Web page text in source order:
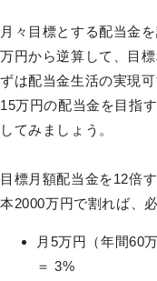
月々目標とする配当金
万円から逆算して、目
ずは配当金生活の実現
15万円の配当金を目指
してみましょう。
目標月額配当金を12倍
本2000万円で割れば、
月5万円（年間60
＝ 3%